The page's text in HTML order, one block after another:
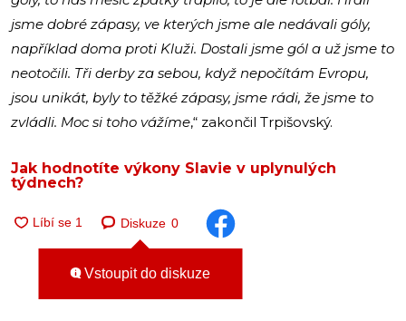
jsme dobré zápasy, ve kterých jsme ale nedávali góly,
například doma proti Kluži. Dostali jsme gól a už jsme to
neotočili. Tři derby za sebou, když nepočítám Evropu,
jsou unikát, byly to těžké zápasy, jsme rádi, že jsme to
zvládli. Moc si toho vážíme,“ zakončil Trpišovský.
Jak hodnotíte výkony Slavie v uplynulých
týdnech?
Diskuze 0
Vstoupit do diskuze